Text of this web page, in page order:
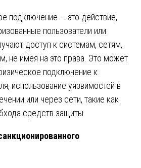
подключение — это действие,
пользователи или
доступ к системам, сетям,
не имея на это права. Это может
подключение к
использование уязвимостей в
или через сети, такие как
средств защиты.